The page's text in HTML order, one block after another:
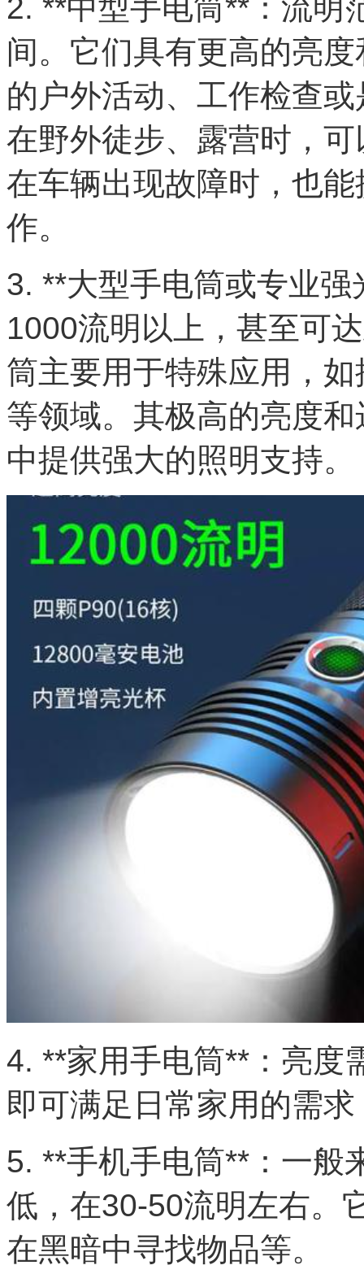
2. **中型手电筒**：流明
间。它们具有更高的亮
的户外活动、工作检查
在野外徒步、露营时，
在车辆出现故障时，也
作。
3. **大型手电筒或专业
1000流明以上，甚至可
筒主要用于特殊应用，
等领域。其极高的亮度
中提供强大的照明支持。
4. **家用手电筒**：亮度
即可满足日常家用的需
5. **手机手电筒**：一般
低，在30-50流明左右。
在黑暗中寻找物品等。